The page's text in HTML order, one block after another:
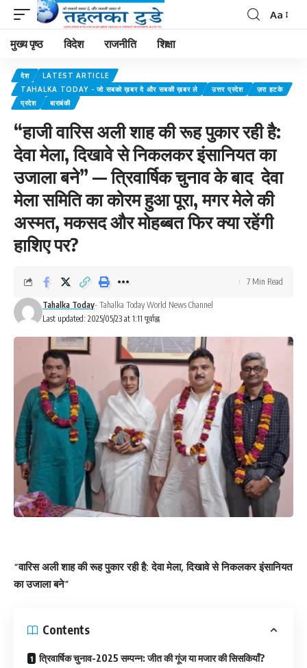
Aa
मुख्य पृष्ठ विदेश राजनीति शिक्षा
देश
LATEST ARTICLE
TAHALKA TODAY - जो सबको ख़बर दे और सबकी ख़बर ले
उत्तर प्रदेश
ज़रा हटके
प्रदेश
बाराबंकी
“हाजी वारिस अली शाह की रूह पुकार रही है:
देवा मेला, दिखावे से निकलकर इंसानियत का
उजाला बने” — त्रिवार्षिक चुनाव के बाद देवा
मेला समिति का कोरम हुआ पूरा, मगर मेले की
अस्मत, मकसद और मोहब्बत फिर क्या रहेंगी
हाशिए पर?
Last updated: 2025/05/23 at 1:11 पूर्वाह्न
Tahalka Today- Tahalka Today World News Channel
7 Min Read
“वारिस अली शाह की रूह पुकार रही है: देवा मेला, दिखावे से निकलकर इंसानियत
का उजाला बने”
Contents
त्रिवार्षिक चुनाव-2025 सम्पन्न: जीत की गूंज या मजार की सिसकियाँ?